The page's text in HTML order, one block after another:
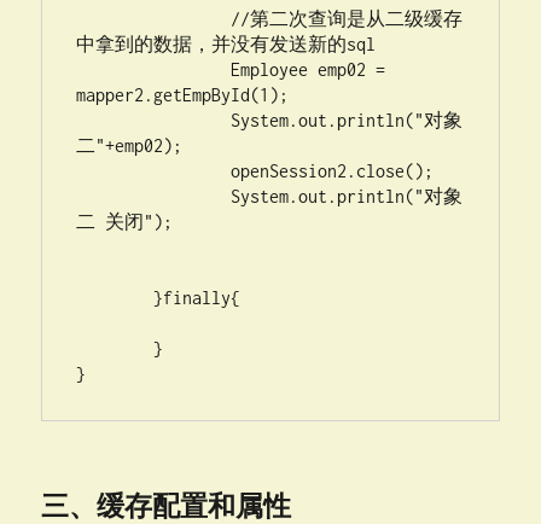
中拿到的数据，并没有发送新的sql
mapper2.getEmpById(1);
二"+emp02);
		openSession2.close();
二 关闭");
	}finally{
	}
}
三、缓存配置和属性